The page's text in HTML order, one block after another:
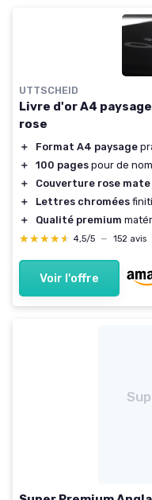
UTTSCHEID
Livre d'or A4
rose
＋ Format A4 paysage
＋
100 pages pour de
＋
Couverture rose mate
＋
Lettres chromées
＋
Qualité premium
★★★★★
★★★★★ 4,5/5 — 152 avis
Voir l'offre